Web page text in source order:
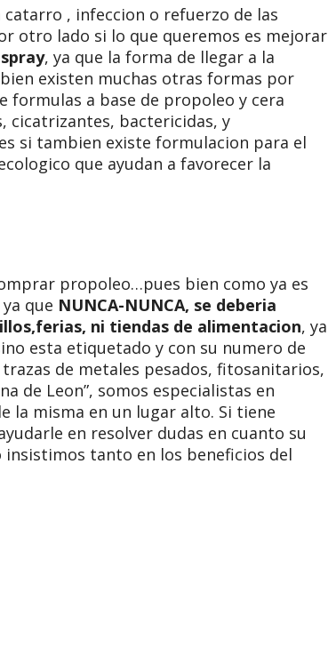
catarro , infeccion o refuerzo de las
otro lado si lo que queremos es mejorar
spray, ya que la forma de llegar a la
existen muchas otras formas por
formulas a base de propoleo y cera
cicatrizantes, bactericidas, y
si tambien existe formulacion para el
que ayudan a favorecer la
propoleo…pues bien como ya es
que NUNCA-NUNCA, se deberia
ni tiendas de alimentacion, ya
esta etiquetado y con su numero de
de metales pesados, fitosanitarios,
de Leon”, somos especialistas en
la misma en un lugar alto. Si tiene
en resolver dudas en cuanto su
insistimos tanto en los beneficios del